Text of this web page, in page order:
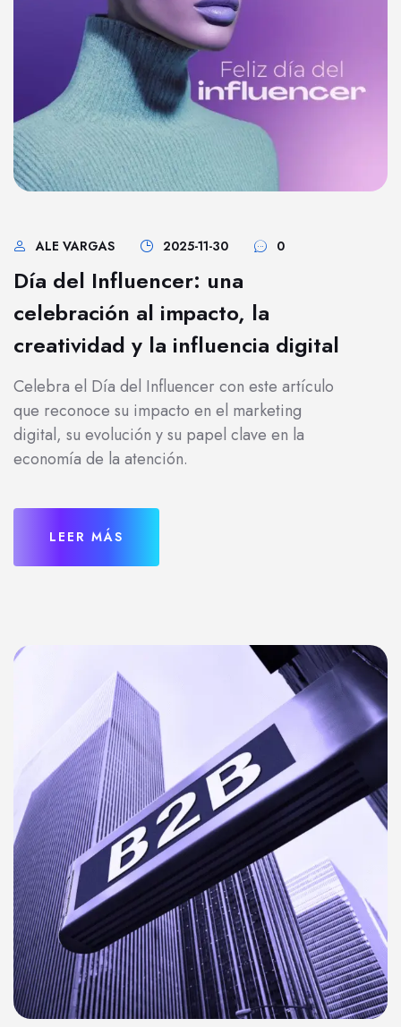
ALE VARGAS 2025-11-30 0
Día del Influencer: una
celebración al impacto, la
creatividad y la influencia digital
Celebra el Día del Influencer con este artículo
que reconoce su impacto en el marketing
digital, su evolución y su papel clave en la
economía de la atención.
LEER MÁS